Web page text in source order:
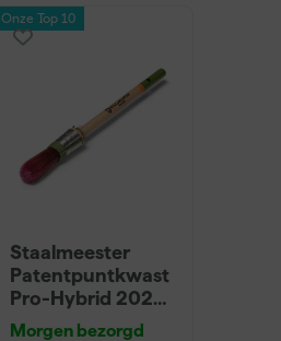
Onze Top 10
Staalmeester
Patentpuntkwast
Pro-Hybrid 2020
- 10 (2cm)
Morgen bezorgd